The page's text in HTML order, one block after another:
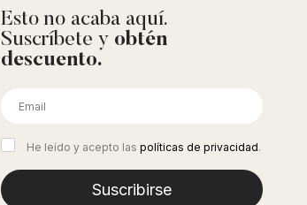
Esto no acaba aquí.
Suscríbete y obtén
descuento.
He leído y acepto las políticas de privacidad.
Suscribirse